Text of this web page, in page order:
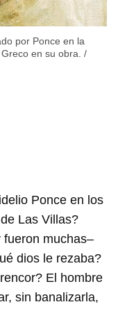
por Ponce en la
en su obra. /
Ponce en los
Las Villas?
muchas–
dios le rezaba?
El hombre
sin banalizarla,